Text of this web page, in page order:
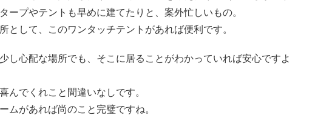
ープやテントも早めに建てたりと、案外忙しいもの。
として、このワンタッチテントがあれば便利です。
し心配な場所でも、そこに居ることがわかっていれば安心ですよ
んでくれこと間違いなしです。
ムがあれば尚のこと完璧ですね。